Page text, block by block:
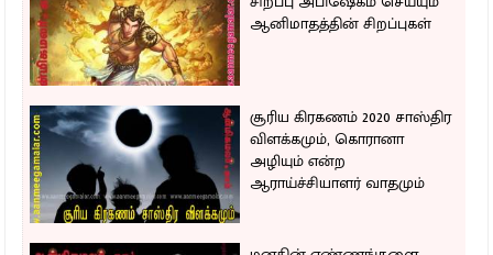
ஆனிமாதத்தின் சிறப்புகள்
சூரிய கிரகணம் 2020 சாஸ்திர
விளக்கமும், கொரானா
அழியும் என்ற
ஆராய்ச்சியாளர் வாதமும்